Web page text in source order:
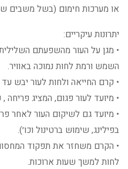
או מערכות חימום (בשל משבים
יתרונות עיקריים:
• מגן על העור מהשפעתם
השמש ורמת לחות נמוכה באוויר.
• קרם החייאה ולחות לעור יבש
• מיועד לעור פגום, המציג פריחה
• מיועד גם לשיקום העור לאחר
בפילינג, שימוש ברטינול וכו׳).
• הקרם משחזר את תפקוד
לחות למשך שעות ארוכות.